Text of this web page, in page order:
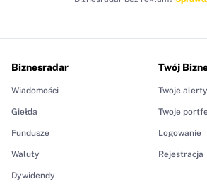
Biznesradar
Wiadomości
Giełda
Fundusze
Waluty
Dywidendy
Twój
Twoje alerty
Twoje
Logowanie
Rejestracja